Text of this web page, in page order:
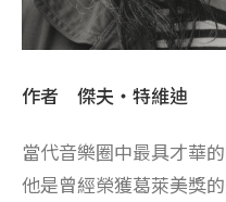
作者 傑夫・特維迪
當代音樂圈中最具才華
他是曾經榮獲葛萊美獎